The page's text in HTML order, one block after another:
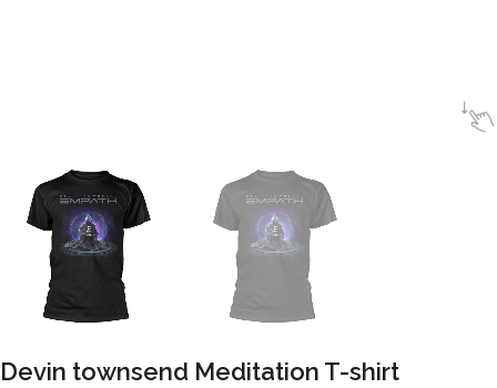
Devin townsend Meditation T-shirt